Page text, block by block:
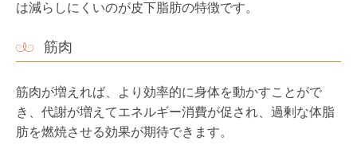
は減らしにくいのが皮下脂肪の特徴です。
筋肉
筋肉が増えれば、より効率的に身体を動かすことがで
き、代謝が増えてエネルギー消費が促され、過剰な体脂
肪を燃焼させる効果が期待できます。